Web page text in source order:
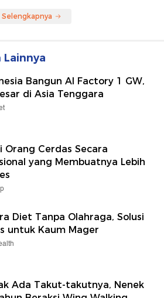
Selengkapnya
Bangun AI Factory 1 GW,
di Asia Tenggara
Orang Cerdas Secara
yang Membuatnya Lebih
Diet Tanpa Olahraga, Solusi
untuk Kaum Mager
Ada Takut-takutnya, Nenek